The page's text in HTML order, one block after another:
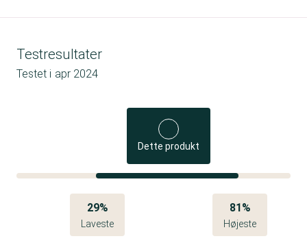
Testresultater
Testet i apr 2024
Dette produkt
29%
Laveste
81%
Højeste